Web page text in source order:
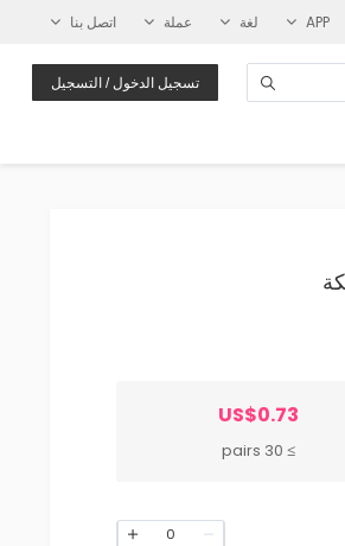
APP لغة عملة اتصل بنا
تسجيل الدخول / التسجيل
US$0.73
≥ 30 pairs
0